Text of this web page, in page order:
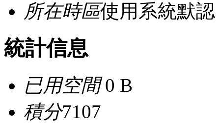
所在時區使用系統默認
統計信息
已用空間0 B
積分7107